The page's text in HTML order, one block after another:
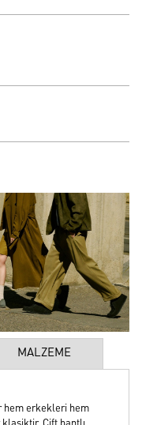
MALZEME
hem erkekleri hem